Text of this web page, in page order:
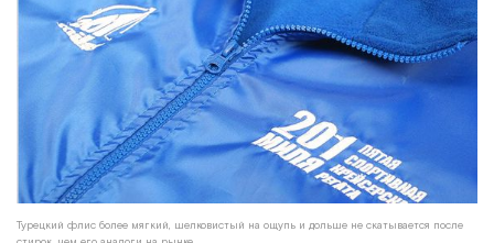
Турецкий флис более мягкий, шелковистый на ощупь и дольше не скатывается после